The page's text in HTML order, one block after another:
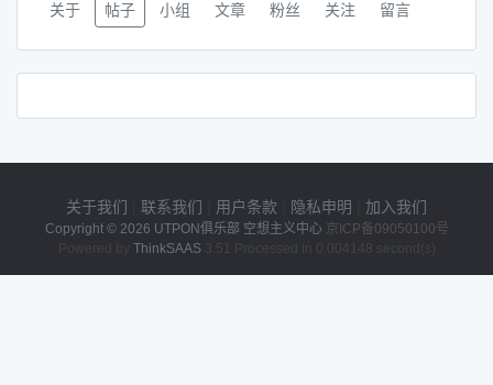
关于 帖子 小组 文章 粉丝 关注 留言
关于我们 联系我们 用户条款 隐私申明 加入我们
Copyright © 2026 UTPON俱乐部 空想主义中心 京ICP备09050100号
Powered by ThinkSAAS3.51 Processed in 0.004148 second(s)